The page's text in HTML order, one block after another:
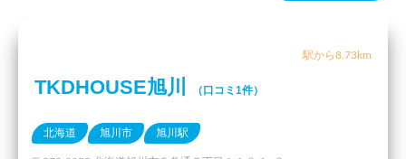
駅から8.73km
TKDHOUSE旭川 （口コミ1件）
北海道 旭川市 旭川駅